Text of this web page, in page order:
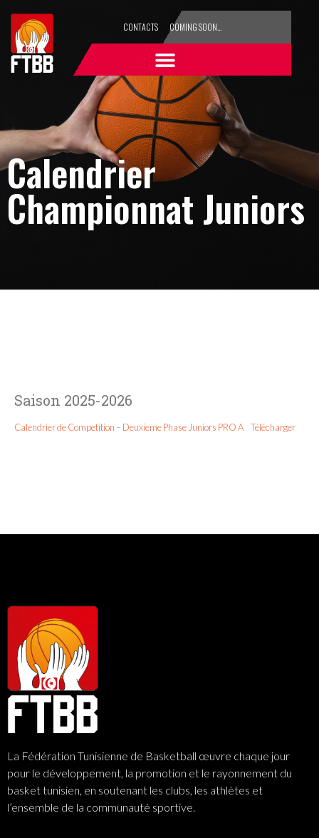
CONTACTS COMING SOON…
Calendrier
Championnat Juniors
Saison 2025-2026
Calendrier de Competition – Deuxieme Phase Juniors PRO A Télécharger
La Fédération Tunisienne de Basketball œuvre chaque jour
pour le développement, la promotion et le rayonnement du
basket tunisien, en soutenant les clubs, les athlètes et
l’ensemble de la communauté sportive.